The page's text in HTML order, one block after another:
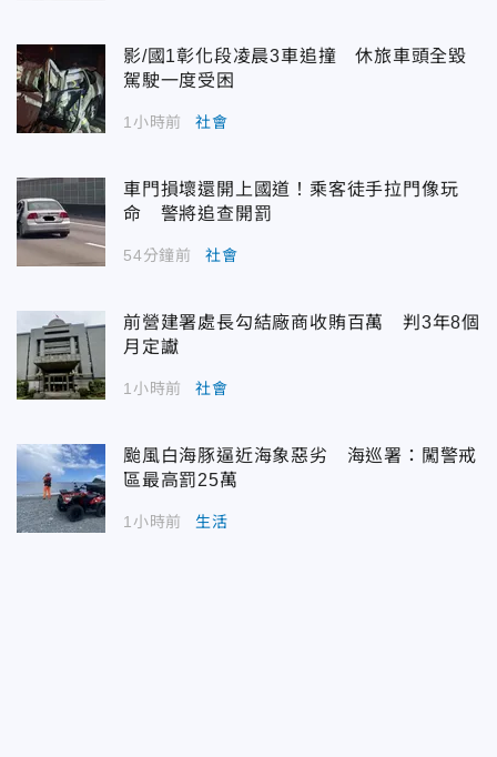
影/國1彰化段凌晨3車追撞 休旅車頭全毀
駕駛一度受困
1小時前 社會
車門損壞還開上國道！乘客徒手拉門像玩
命 警將追查開罰
54分鐘前 社會
前營建署處長勾結廠商收賄百萬 判3年8個
月定讞
1小時前 社會
颱風白海豚逼近海象惡劣 海巡署：闖警戒
區最高罰25萬
1小時前 生活